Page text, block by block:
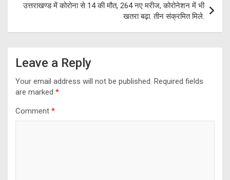
उत्तराखण्ड में कोरोना से 14 की मौत, 264 नए मरीज, कोरोनेशन में भी
खतरा बढ़ा. तीन संक्रमित मिले.
Leave a Reply
Your email address will not be published. Required fields
are marked *
Comment *